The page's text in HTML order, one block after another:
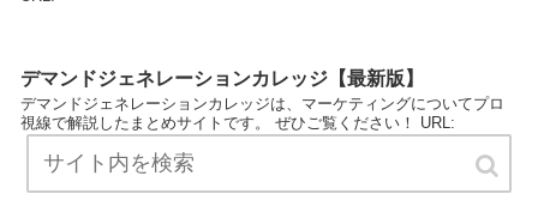
デマンドジェネレーションカレッジ【最新版】
デマンドジェネレーションカレッジは、マーケティングについてプロ
視線で解説したまとめサイトです。 ぜひご覧ください！ URL: